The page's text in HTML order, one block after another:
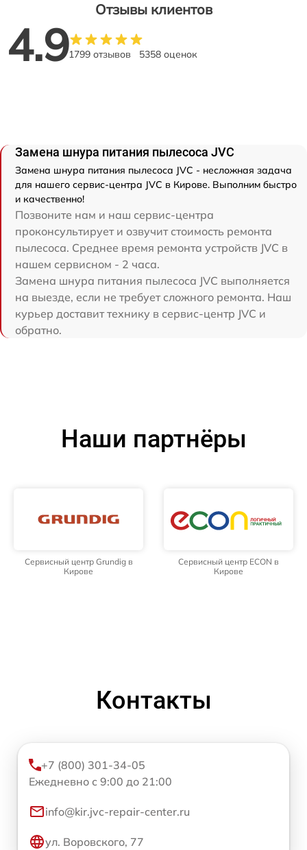
Отзывы клиентов
4.91799 отзывов 5358 оценок
Замена шнура питания пылесоса JVC
Замена шнура питания пылесоса JVC - несложная задача
для нашего сервис-центра JVC в Кирове. Выполним быстро
и качественно!
Позвоните нам и наш сервис-центра
проконсультирует и озвучит стоимость ремонта
пылесоса. Среднее время ремонта устройств JVC в
нашем сервисном - 2 часа.
Замена шнура питания пылесоса JVC выполняется
на выезде, если не требует сложного ремонта. Наш
курьер доставит технику в сервис-центр JVC и
обратно.
Наши партнёры
Сервисный центр Grundig в
Кирове
Сервисный центр ECON в
Кирове
Контакты
+7 (800) 301-34-05
Ежедневно с 9:00 до 21:00
info@kir.jvc-repair-center.ru
ул. Воровского, 77